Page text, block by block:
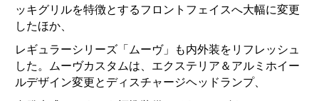
ッキグリルを特徴とするフロントフェイスへ大幅に変更
したほか、
レギュラーシリーズ「ムーヴ」も内外装をリフレッシュ
した。ムーヴカスタムは、エクステリア＆アルミホイー
ルデザイン変更とディスチャージヘッドランプ、